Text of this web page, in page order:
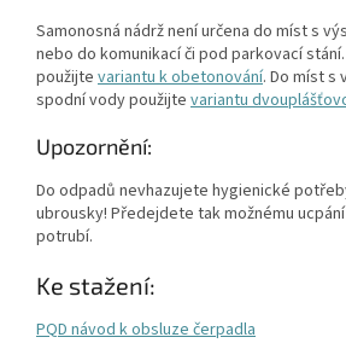
Samonosná nádrž není určena do míst s
nebo do komunikací či pod parkovací
použijte variantu k obetonování. Do míst s
spodní vody použijte variantu
Upozornění:
Do odpadů nevhazujete hygienické
ubrousky! Předejdete tak možnému
potrubí.
Ke stažení:
PQD návod k obsluze čerpadla